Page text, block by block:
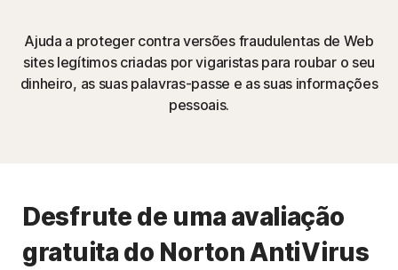
Ajuda a proteger contra versões fraudulentas de Web
sites legítimos criadas por vigaristas para roubar o seu
dinheiro, as suas palavras-passe e as suas informações
pessoais.
Desfrute de uma avaliação
gratuita do Norton AntiVirus